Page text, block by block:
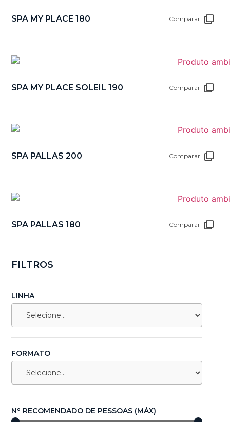
FILTROS
LINHA
FORMATO
Nº RECOMENDADO DE PESSOAS (MÁX)
SPA MY PLACE 180 Comparar
SPA MY PLACE SOLEIL 190 Comparar
SPA PALLAS 200 Comparar
SPA PALLAS 180 Comparar